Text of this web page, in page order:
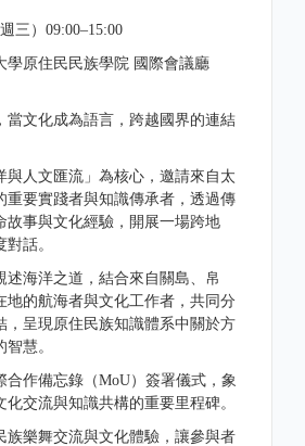
三）09:00–15:00
學原住民民族學院 國際會議廳
當文化成為語言，跨越國界的連結
與人文匯流」為核心，邀請來自太
重要實踐者與知識傳承者，透過傳
故事與文化經驗，開展一場跨地
話。
述海洋之道，結合來自關島、帛
地的航海者與文化工作者，共同分
，呈現原住民族知識體系中關於方
慧。
合作備忘錄（MoU）簽署儀式，象
交流與知識共構的重要里程碑。
族樂舞交流與文化體驗，讓參與者